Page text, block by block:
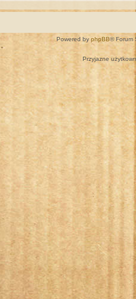
Powered by phpBB® Forum
Przyjazne